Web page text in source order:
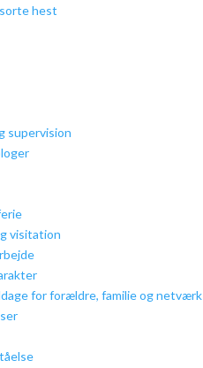
supervision
visitation
for forældre, familie og netværk